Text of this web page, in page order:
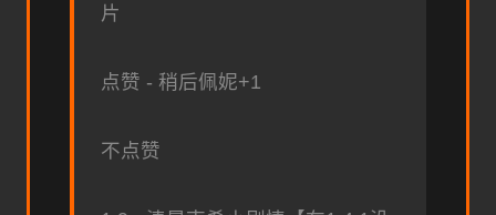
片
点赞 - 稍后佩妮+1
不点赞